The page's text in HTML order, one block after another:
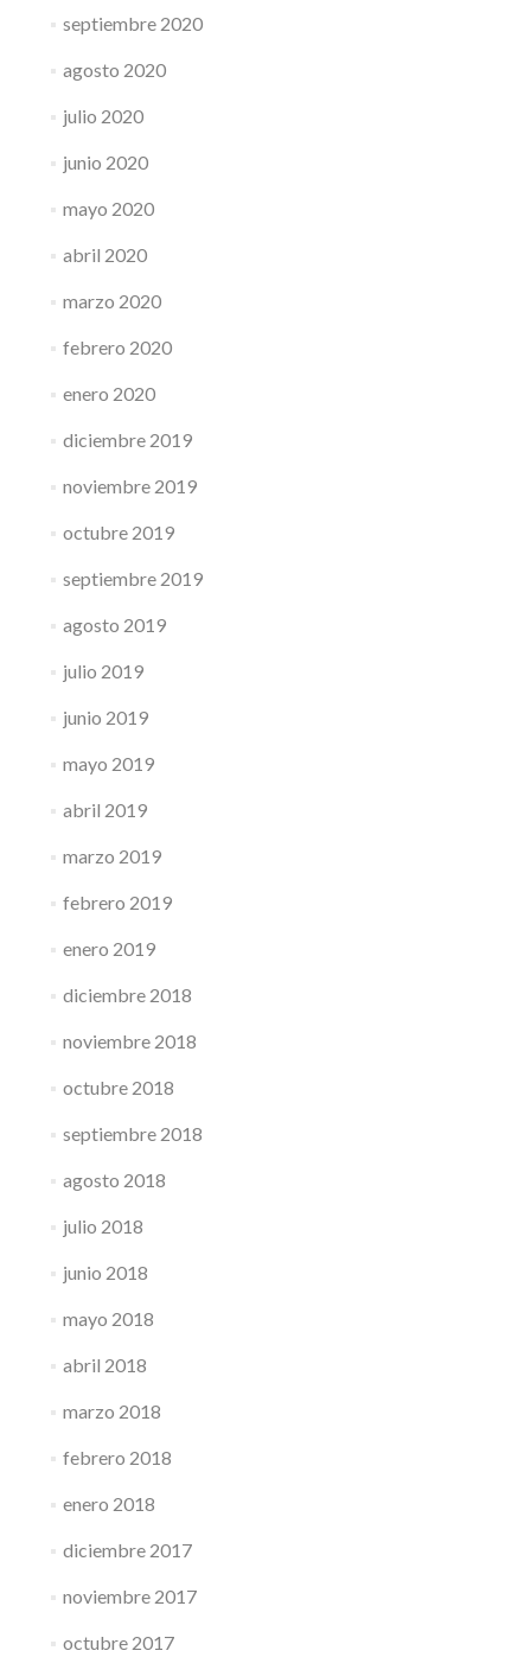
septiembre 2020
agosto 2020
julio 2020
junio 2020
mayo 2020
abril 2020
marzo 2020
febrero 2020
enero 2020
diciembre 2019
noviembre 2019
octubre 2019
septiembre 2019
agosto 2019
julio 2019
junio 2019
mayo 2019
abril 2019
marzo 2019
febrero 2019
enero 2019
diciembre 2018
noviembre 2018
octubre 2018
septiembre 2018
agosto 2018
julio 2018
junio 2018
mayo 2018
abril 2018
marzo 2018
febrero 2018
enero 2018
diciembre 2017
noviembre 2017
octubre 2017